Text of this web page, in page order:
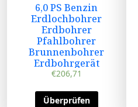
6,0 PS Benzin
Erdlochbohrer
Erdbohrer
Pfahlbohrer
Brunnenbohrer
Erdbohrgerät
€206,71
Überprüfen